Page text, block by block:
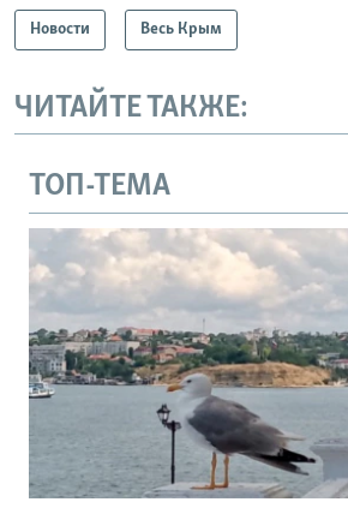
Новости Весь Крым
ЧИТАЙТЕ ТАКЖЕ:
ТОП-ТЕМА